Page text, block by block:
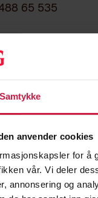
Samtykke
anvender cookies
for å
vår. Vi deler
annonsering og
65 535
for NTG
psykisk og
gode
sykdom og